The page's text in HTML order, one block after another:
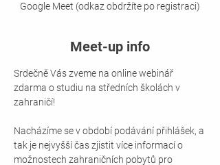
Google Meet (odkaz obdržíte po registraci)
Meet-up info
Srdečně Vás zveme na online webinář
zdarma o studiu na středních školách v
zahraničí!
Nacházíme se v období podávání přihlášek, a
tak je nejvyšší čas zjistit více informací o
možnostech zahraničních pobytů pro